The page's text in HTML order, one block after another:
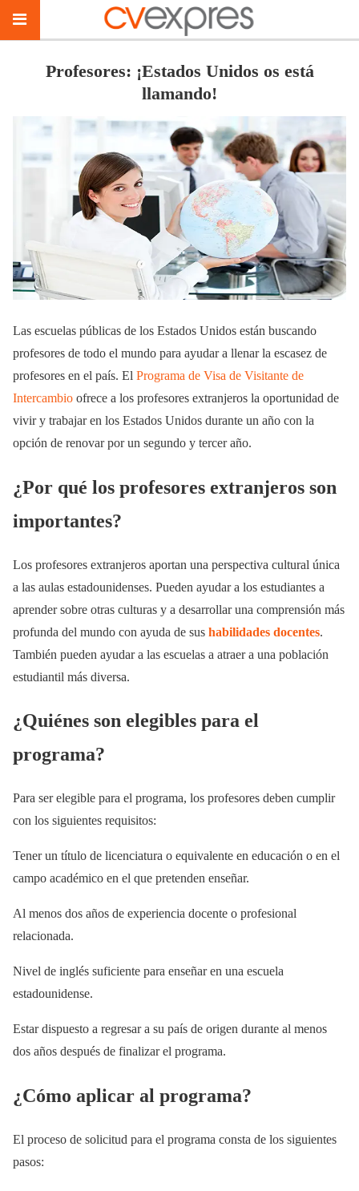
Profesores: ¡Estados Unidos os está
llamando!
Las escuelas públicas de los Estados Unidos están buscando
profesores de todo el mundo para ayudar a llenar la escasez de
profesores en el país. El Programa de Visa de Visitante de
Intercambio ofrece a los profesores extranjeros la oportunidad de
vivir y trabajar en los Estados Unidos durante un año con la
opción de renovar por un segundo y tercer año.
¿Por qué los profesores extranjeros son
importantes?
Los profesores extranjeros aportan una perspectiva cultural única
a las aulas estadounidenses. Pueden ayudar a los estudiantes a
aprender sobre otras culturas y a desarrollar una comprensión más
profunda del mundo con ayuda de sus habilidades docentes.
También pueden ayudar a las escuelas a atraer a una población
estudiantil más diversa.
¿Quiénes son elegibles para el
programa?
Para ser elegible para el programa, los profesores deben cumplir
con los siguientes requisitos:
Tener un título de licenciatura o equivalente en educación o en el
campo académico en el que pretenden enseñar.
Al menos dos años de experiencia docente o profesional
relacionada.
Nivel de inglés suficiente para enseñar en una escuela
estadounidense.
Estar dispuesto a regresar a su país de origen durante al menos
dos años después de finalizar el programa.
¿Cómo aplicar al programa?
El proceso de solicitud para el programa consta de los siguientes
pasos: